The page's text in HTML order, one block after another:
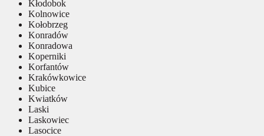
Kłodobok
Kolnowice
Kołobrzeg
Konradów
Konradowa
Koperniki
Korfantów
Krakówkowice
Kubice
Kwiatków
Laski
Laskowiec
Lasocice